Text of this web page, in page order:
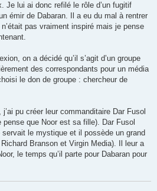
Je lui ai donc refilé le rôle d’un fugitif
émir de Dabaran. Il a eu du mal à rentrer
pas vraiment inspiré mais je pense
on a décidé qu’il s’agit d’un groupe
des correspondants pour un média
le don de groupe : chercheur de
pu créer leur commanditaire Dar Fusol
pense que Noor est sa fille). Dar Fusol
le mystique et il possède un grand
Branson et Virgin Media). Il leur a
le temps qu’il parte pour Dabaran pour